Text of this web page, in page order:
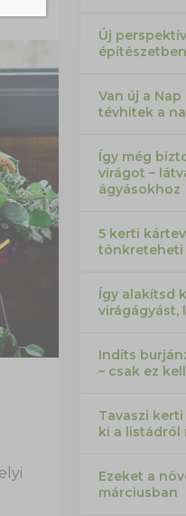
Új
Van új a
tévhitek a
Így még
virágot –
ágyásokhoz
5 kerti
tönkreteheti
Így alakítsd
virágágyást,
Indíts
– csak ez
Tavaszi
ki a listádról
Ezeket a
márciusban